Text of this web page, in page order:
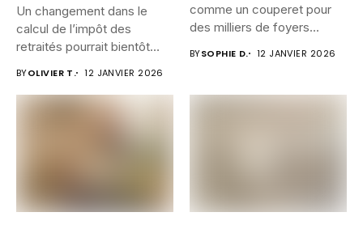
Un changement dans le
calcul de l’impôt des
retraités pourrait bientôt
BYOLIVIER T. 12 JANVIER 2026
comme un couperet pour
des milliers de foyers...
BYSOPHIE D. 12 JANVIER 2026